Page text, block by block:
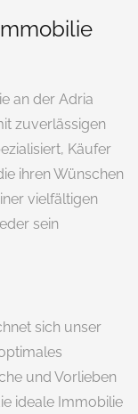
an der Adria
zuverlässigen
Käufer
ihren Wünschen
vielfältigen
sein
sich unser
und Vorlieben
ideale Immobilie